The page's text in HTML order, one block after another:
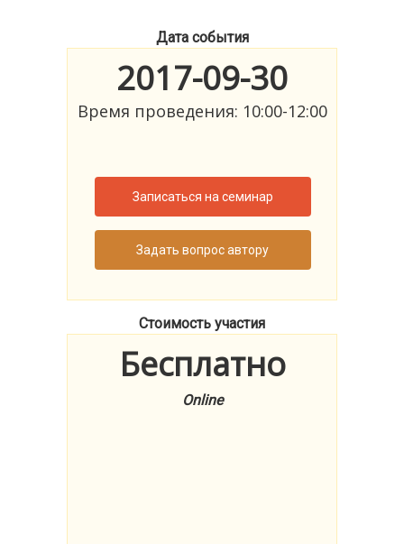
Дата события
2017-09-30
Время проведения: 10:00-12:00
Записаться на семинар
Задать вопрос автору
Стоимость участия
Бесплатно
Online